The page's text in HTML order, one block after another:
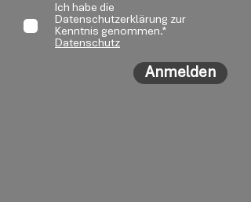
Ich habe die
Datenschutzerklärung zur
Kenntnis genommen.*
Datenschutz
Anmelden